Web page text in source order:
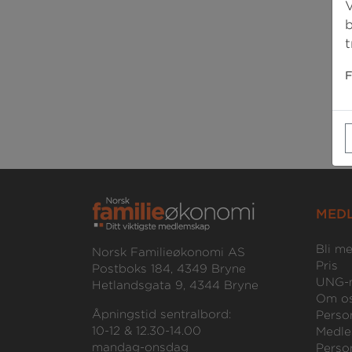
Norsk Familieøkonomi AS
Postboks 184, 4349 Bryne
Hetlandsgata 9, 4344 Bryne
Åpningstid sentralbord:
10-12 & 12.30-14.00
mandag-onsdag
Bli
Pris
Om